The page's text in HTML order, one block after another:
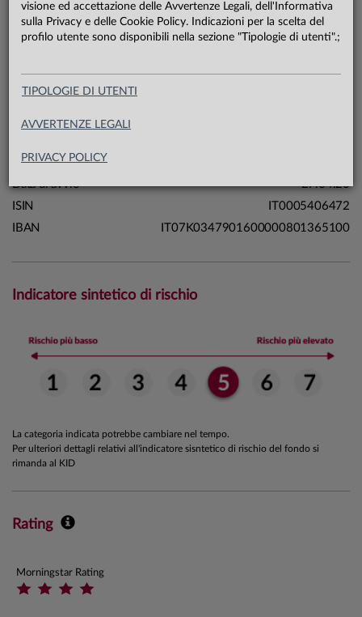
visione ed accettazione delle Avvertenze Legali, dell'Informativa
sulla Privacy e delle Cookie Policy. Indicazioni per la scelta del
profilo utente sono disponibili nella sezione "Tipologie di utenti".;
TIPOLOGIE DI UTENTI
AVVERTENZE LEGALI
PRIVACY POLICY
Carta di identità
Linea
Mercati
Sistema
Macrocategoria
Domicilio
Data di avvio
27.04.20
ISIN
IT0005406472
IBAN
IT07K0347901600000801365100
Indicatore sintetico di rischio
La categoria indicata potrebbe cambiare nel tempo.
Per ulteriori dettagli relativi all'indicatore sisntetico di rischio del fondo si
rimanda al KID
Rating
Morningstar Rating